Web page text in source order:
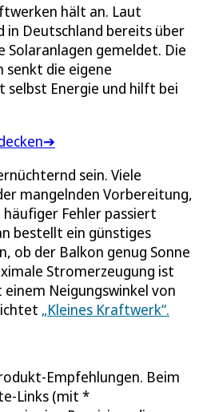
hält an. Laut
in Deutschland bereits über
Solaranlagen gemeldet. Die
senkt die eigene
selbst Energie und hilft bei
sein. Viele
mangelnden Vorbereitung,
häufiger Fehler passiert
bestellt ein günstiges
ob der Balkon genug Sonne
Stromerzeugung ist
Neigungswinkel von
„Kleines Kraftwerk“.
Empfehlungen. Beim
Links (mit *